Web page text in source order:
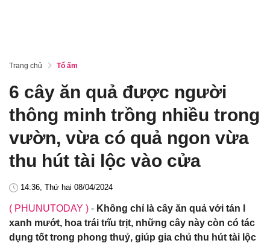
Trang chủ Tổ ấm
6 cây ăn quả được người
thông minh trồng nhiều trong
vườn, vừa có quả ngon vừa
thu hút tài lộc vào cửa
14:36, Thứ hai 08/04/2024
( PHUNUTODAY ) - Không chỉ là cây ăn quả với tán l
xanh mướt, hoa trái trĩu trịt, những cây này còn có tác
dụng tốt trong phong thuỷ, giúp gia chủ thu hút tài lộc